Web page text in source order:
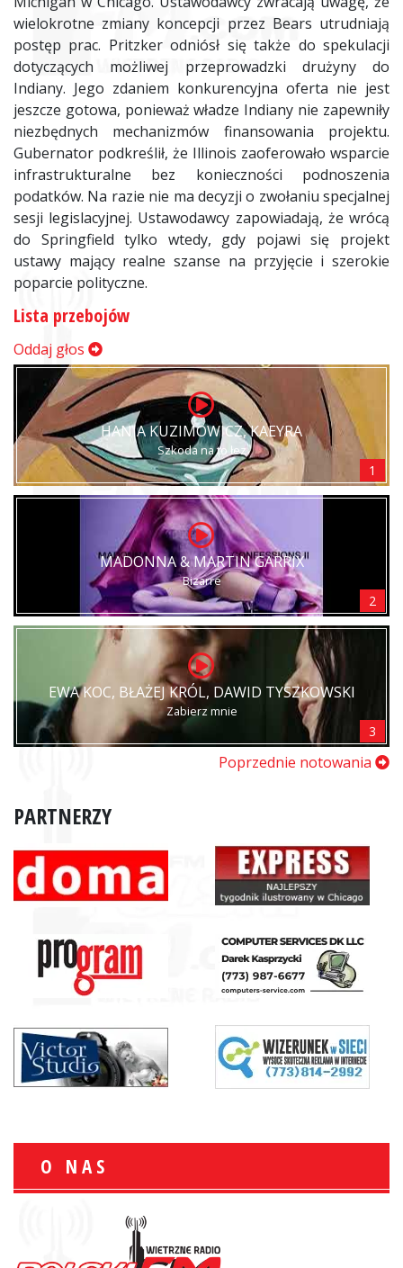
wielokrotne zmiany koncepcji przez Bears utrudniają
postęp prac. Pritzker odniósł się także do spekulacji
dotyczących możliwej przeprowadzki drużyny do
Indiany. Jego zdaniem konkurencyjna oferta nie jest
jeszcze gotowa, ponieważ władze Indiany nie zapewniły
niezbędnych mechanizmów finansowania projektu.
Gubernator podkreślił, że Illinois zaoferowało wsparcie
infrastrukturalne bez konieczności podnoszenia
podatków. Na razie nie ma decyzji o zwołaniu specjalnej
sesji legislacyjnej. Ustawodawcy zapowiadają, że wrócą
do Springfield tylko wtedy, gdy pojawi się projekt
ustawy mający realne szanse na przyjęcie i szerokie
poparcie polityczne.
Lista przebojów
Oddaj głos
HANIA KUZIMOWICZ, KAEYRA
Szkoda na to łez
1
MADONNA & MARTIN GARRIX
Bizarre
2
EWA KOC, BŁAŻEJ KRÓL, DAWID TYSZKOWSKI
Zabierz mnie
3
Poprzednie notowania
PARTNERZY
O NAS